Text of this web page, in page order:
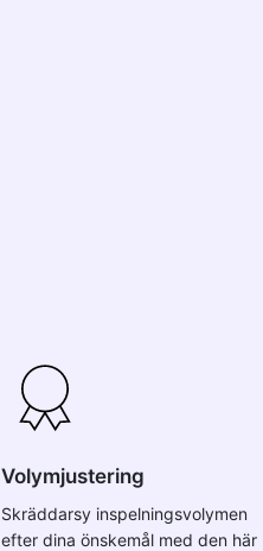
Volymjustering
Skräddarsy inspelningsvolymen
efter dina önskemål med den här